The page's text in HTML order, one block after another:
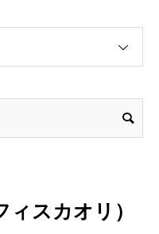
スカオリ）